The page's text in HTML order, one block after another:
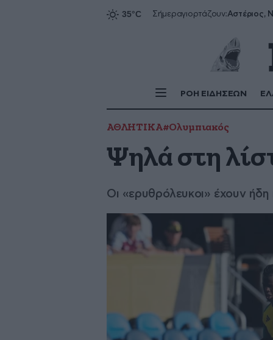
Σήμεραγιορτάζουν:Αστέριος,
ΡΟΗ ΕΙΔΗΣΕΩΝ
ΑΘΛΗΤΙΚΑ#Ολυμπιακός
Ψηλά στη
Oι «ερυθρόλευκοι» έχουν